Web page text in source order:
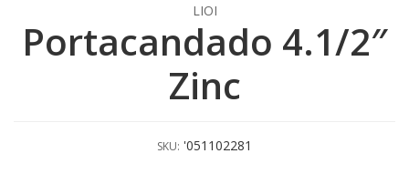
LIOI
Portacandado 4.1/2″
Zinc
SKU: '051102281